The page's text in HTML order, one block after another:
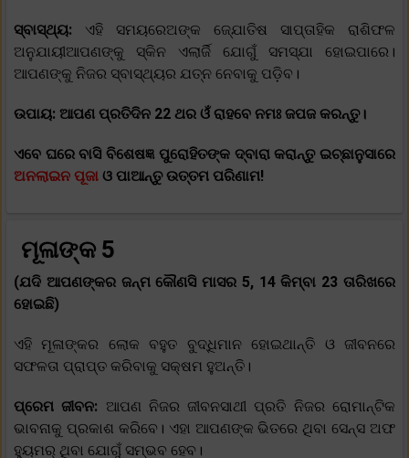
ସ୍ବାସ୍ଥ୍ୟ: ଏହି ସମୟରେଅଙ୍କ ଜ୍ଯୋତିଷ ସାପ୍ତାହିକ ରାଶିଫଳ
ଅନୁଯାୟୀଆପଣଙ୍କୁ ସ୍କିନ ଏଲାର୍ଜି ଯୋଗୁଁ ସମସ୍ଯା ହୋଇପାରେ।
ଆପଣଙ୍କୁ ନିଜର ସ୍ବାସ୍ଥ୍ୟର ଯତ୍ନ ନେବାକୁ ପଡ଼ିବ।
ଉପାୟ: ଆପଣ ପ୍ରତିଦିନ 22 ଥର ଓଁ ରାହବେ ନମଃ ଜପଜ କରନ୍ତୁ।
ଏବେ ଘରେ ବାସି ବିଶେଷଜ୍ଞ ପୁରୋହିତଙ୍କ ଦ୍ବାରା କରାନ୍ତୁ ଇଚ୍ଛାନୁସାରେ
ଅନଲାଇନ ପୂଜା ଓ ପାଆନ୍ତୁ ଉତ୍ତମ ପରିଣାମ!
ମୂଳାଙ୍କ 5
(ଯଦି ଆପଣଙ୍କର ଜନ୍ମ କୌଣସି ମାସର 5, 14 କିମ୍ବା 23 ତାରିଖରେ
ହୋଇଛି)
ଏହି ମୂଳାଙ୍କର ଲୋକ ବହୁତ ବୁଦ୍ଧିମାନ ହୋଇଥାନ୍ତି ଓ ଜୀବନରେ
ସଫଳତା ପ୍ରାପ୍ତ କରିବାକୁ ସକ୍ଷମ ହୁଅନ୍ତି।
ପ୍ରେମ ଜୀବନ: ଆପଣ ନିଜର ଜୀବନସାଥୀ ପ୍ରତି ନିଜର ରୋମାନ୍ଟିକ
ଭାବନାକୁ ପ୍ରକାଶ କରିବେ। ଏହା ଆପଣଙ୍କ ଭିତରେ ଥିବା ସେନ୍ସ ଅଫ
ହ୍ୟୁମର୍ ଥିବା ଯୋଗୁଁ ସମ୍ଭବ ହେବ।